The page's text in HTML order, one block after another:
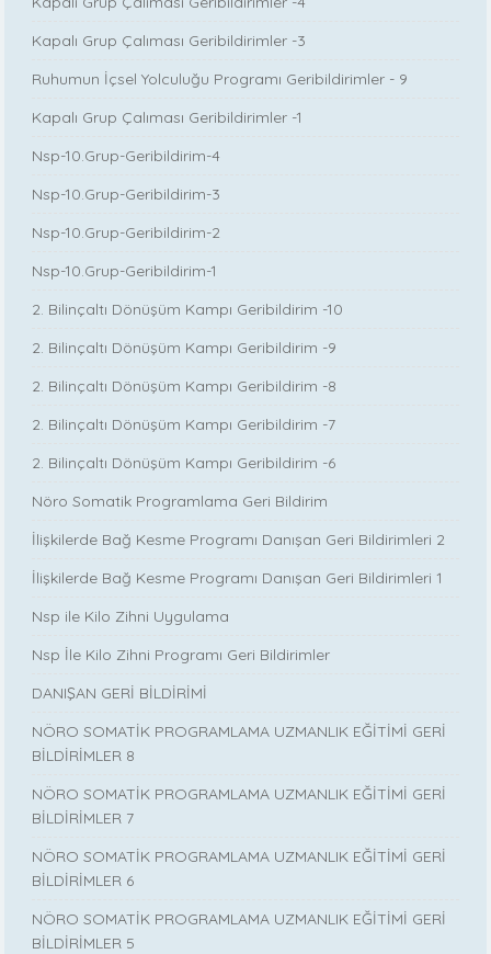
Kapalı Grup Çalıması Geribildirimler -3
Ruhumun İçsel Yolculuğu Programı Geribildirimler - 9
Kapalı Grup Çalıması Geribildirimler -1
Nsp-10.Grup-Geribildirim-4
Nsp-10.Grup-Geribildirim-3
Nsp-10.Grup-Geribildirim-2
Nsp-10.Grup-Geribildirim-1
2. Bilinçaltı Dönüşüm Kampı Geribildirim -10
2. Bilinçaltı Dönüşüm Kampı Geribildirim -9
2. Bilinçaltı Dönüşüm Kampı Geribildirim -8
2. Bilinçaltı Dönüşüm Kampı Geribildirim -7
2. Bilinçaltı Dönüşüm Kampı Geribildirim -6
Nöro Somatik Programlama Geri Bildirim
İlişkilerde Bağ Kesme Programı Danışan Geri Bildirimleri 2
İlişkilerde Bağ Kesme Programı Danışan Geri Bildirimleri 1
Nsp ile Kilo Zihni Uygulama
Nsp İle Kilo Zihni Programı Geri Bildirimler
DANIŞAN GERİ BİLDİRİMİ
NÖRO SOMATİK PROGRAMLAMA UZMANLIK EĞİTİMİ GERİ
BİLDİRİMLER 8
NÖRO SOMATİK PROGRAMLAMA UZMANLIK EĞİTİMİ GERİ
BİLDİRİMLER 7
NÖRO SOMATİK PROGRAMLAMA UZMANLIK EĞİTİMİ GERİ
BİLDİRİMLER 6
NÖRO SOMATİK PROGRAMLAMA UZMANLIK EĞİTİMİ GERİ
BİLDİRİMLER 5